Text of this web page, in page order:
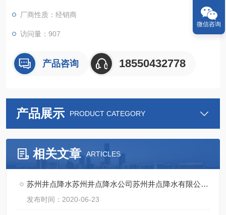
厂商性质：经销商
访问量：907
产品咨询 18550432778
产品展示 PRODUCT CATEGORY
相关文章 ARTICLES
苏州井点降水苏州井点降水公司苏州井点降水有限公司通泉降水公司
发布时间：2020-06-23
微信咨询